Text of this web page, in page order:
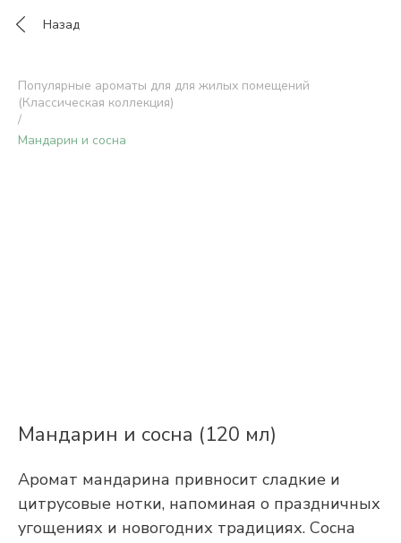
Назад
Популярные ароматы для для жилых помещений
(Классическая коллекция)
/
Мандарин и сосна
Мандарин и сосна (120 мл)
Аромат мандарина привносит сладкие и
цитрусовые нотки, напоминая о праздничных
угощениях и новогодних традициях. Сосна